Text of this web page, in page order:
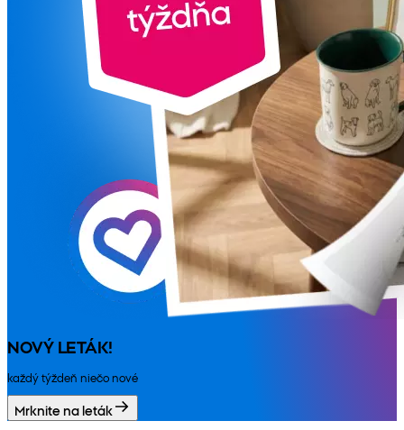
NOVÝ LETÁK!
každý týždeň niečo nové
Mrknite na leták